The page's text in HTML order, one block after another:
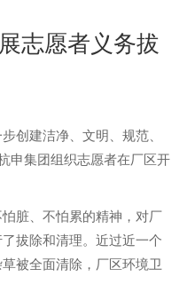
志愿者义务拔
创建洁净、文明、规范、
申集团组织志愿者在厂区开
脏、不怕累的精神，对厂
拔除和清理。近过近一个
被全面清除，厂区环境卫